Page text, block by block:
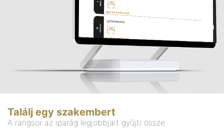
Találj egy szakembert
A rangsor az iparág legjobbjait gyűjti össze